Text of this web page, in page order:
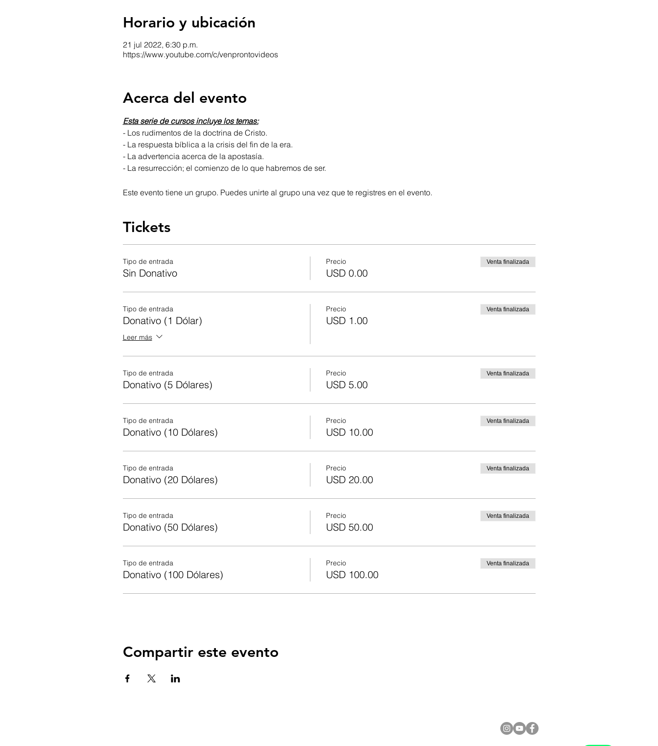
Horario y ubicación
21 jul 2022, 6:30 p.m.
https://www.youtube.com/c/venprontovideos
Acerca del evento
Esta serie de cursos incluye los temas:
- Los rudimentos de la doctrina de Cristo.
- La respuesta bíblica a la crisis del fin de la era.
- La advertencia acerca de la apostasía.
- La resurrección; el comienzo de lo que habremos de ser.
Este evento tiene un grupo. Puedes unirte al grupo una vez que te registres en el evento.
Tickets
Tipo de entrada
Sin Donativo
Precio
USD 0.00
Venta finalizada
Tipo de entrada
Donativo (1 Dólar)
Leer más
Precio
USD 1.00
Venta finalizada
Tipo de entrada
Donativo (5 Dólares)
Precio
USD 5.00
Venta finalizada
Tipo de entrada
Donativo (10 Dólares)
Precio
USD 10.00
Venta finalizada
Tipo de entrada
Donativo (20 Dólares)
Precio
USD 20.00
Venta finalizada
Tipo de entrada
Donativo (50 Dólares)
Precio
USD 50.00
Venta finalizada
Tipo de entrada
Donativo (100 Dólares)
Precio
USD 100.00
Venta finalizada
Compartir este evento